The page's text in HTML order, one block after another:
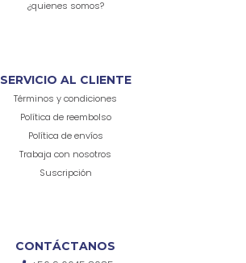
¿quienes somos?
SERVICIO AL CLIENTE
Términos y condiciones
Política de reembolso
Política de envíos
Trabaja con nosotros
Suscripción
CONTÁCTANOS